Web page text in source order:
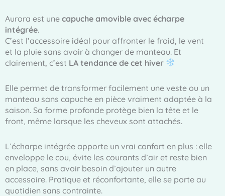
Aurora est une capuche amovible avec écharpe
intégrée.
C’est l’accessoire idéal pour affronter le froid, le vent
et la pluie sans avoir à changer de manteau. Et
clairement, c’est LA tendance de cet hiver
Elle permet de transformer facilement une veste ou un
manteau sans capuche en pièce vraiment adaptée à la
saison. Sa forme profonde protège bien la tête et le
front, même lorsque les cheveux sont attachés.
L’écharpe intégrée apporte un vrai confort en plus : elle
enveloppe le cou, évite les courants d’air et reste bien
en place, sans avoir besoin d’ajouter un autre
accessoire. Pratique et réconfortante, elle se porte au
quotidien sans contrainte.